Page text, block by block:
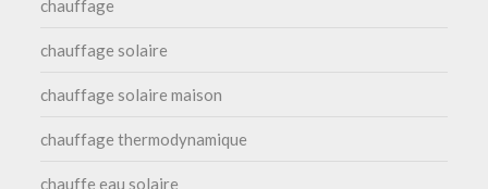
chauffage
chauffage solaire
chauffage solaire maison
chauffage thermodynamique
chauffe eau solaire